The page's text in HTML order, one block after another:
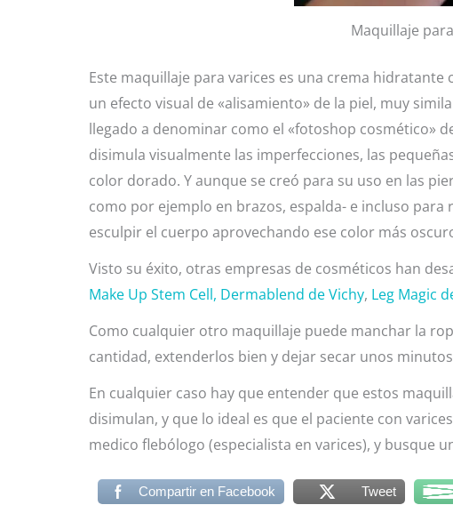
Maquillaje
Este maquillaje para varices es una crema
un efecto visual de «alisamiento» de la piel, muy
llegado a denominar como el «fotoshop cosmético»
disimula visualmente las imperfecciones, las
color dorado. Y aunque se creó para su uso en las
como por ejemplo en brazos, espalda- e incluso
esculpir el cuerpo aprovechando ese color más
Visto su éxito, otras empresas de cosméticos han
Make Up Stem Cell, Dermablend de Vichy, Leg Magic
Como cualquier otro maquillaje puede manchar la
cantidad, extenderlos bien y dejar secar unos
En cualquier caso hay que entender que estos
disimulan, y que lo ideal es que el paciente con
medico flebólogo (especialista en varices), y busque
Compartir en Facebook Tweet